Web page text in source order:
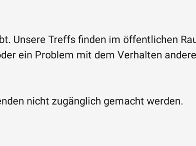
Unsere Treffs finden im öffentlichen
ein Problem mit dem Verhalten
nicht zugänglich gemacht werden.